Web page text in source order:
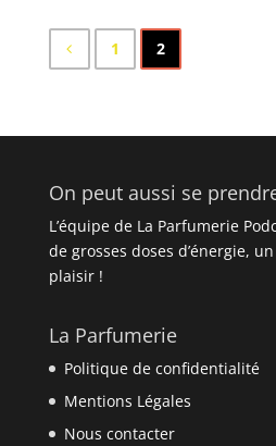
1 2
On peut aussi se
L’équipe de La Parfumerie
de grosses doses d’énergie,
plaisir !
La Parfumerie
Politique de confidentialité
Mentions Légales
Nous contacter